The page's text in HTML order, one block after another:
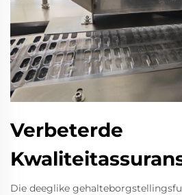
Verbeterde
Die deeglike